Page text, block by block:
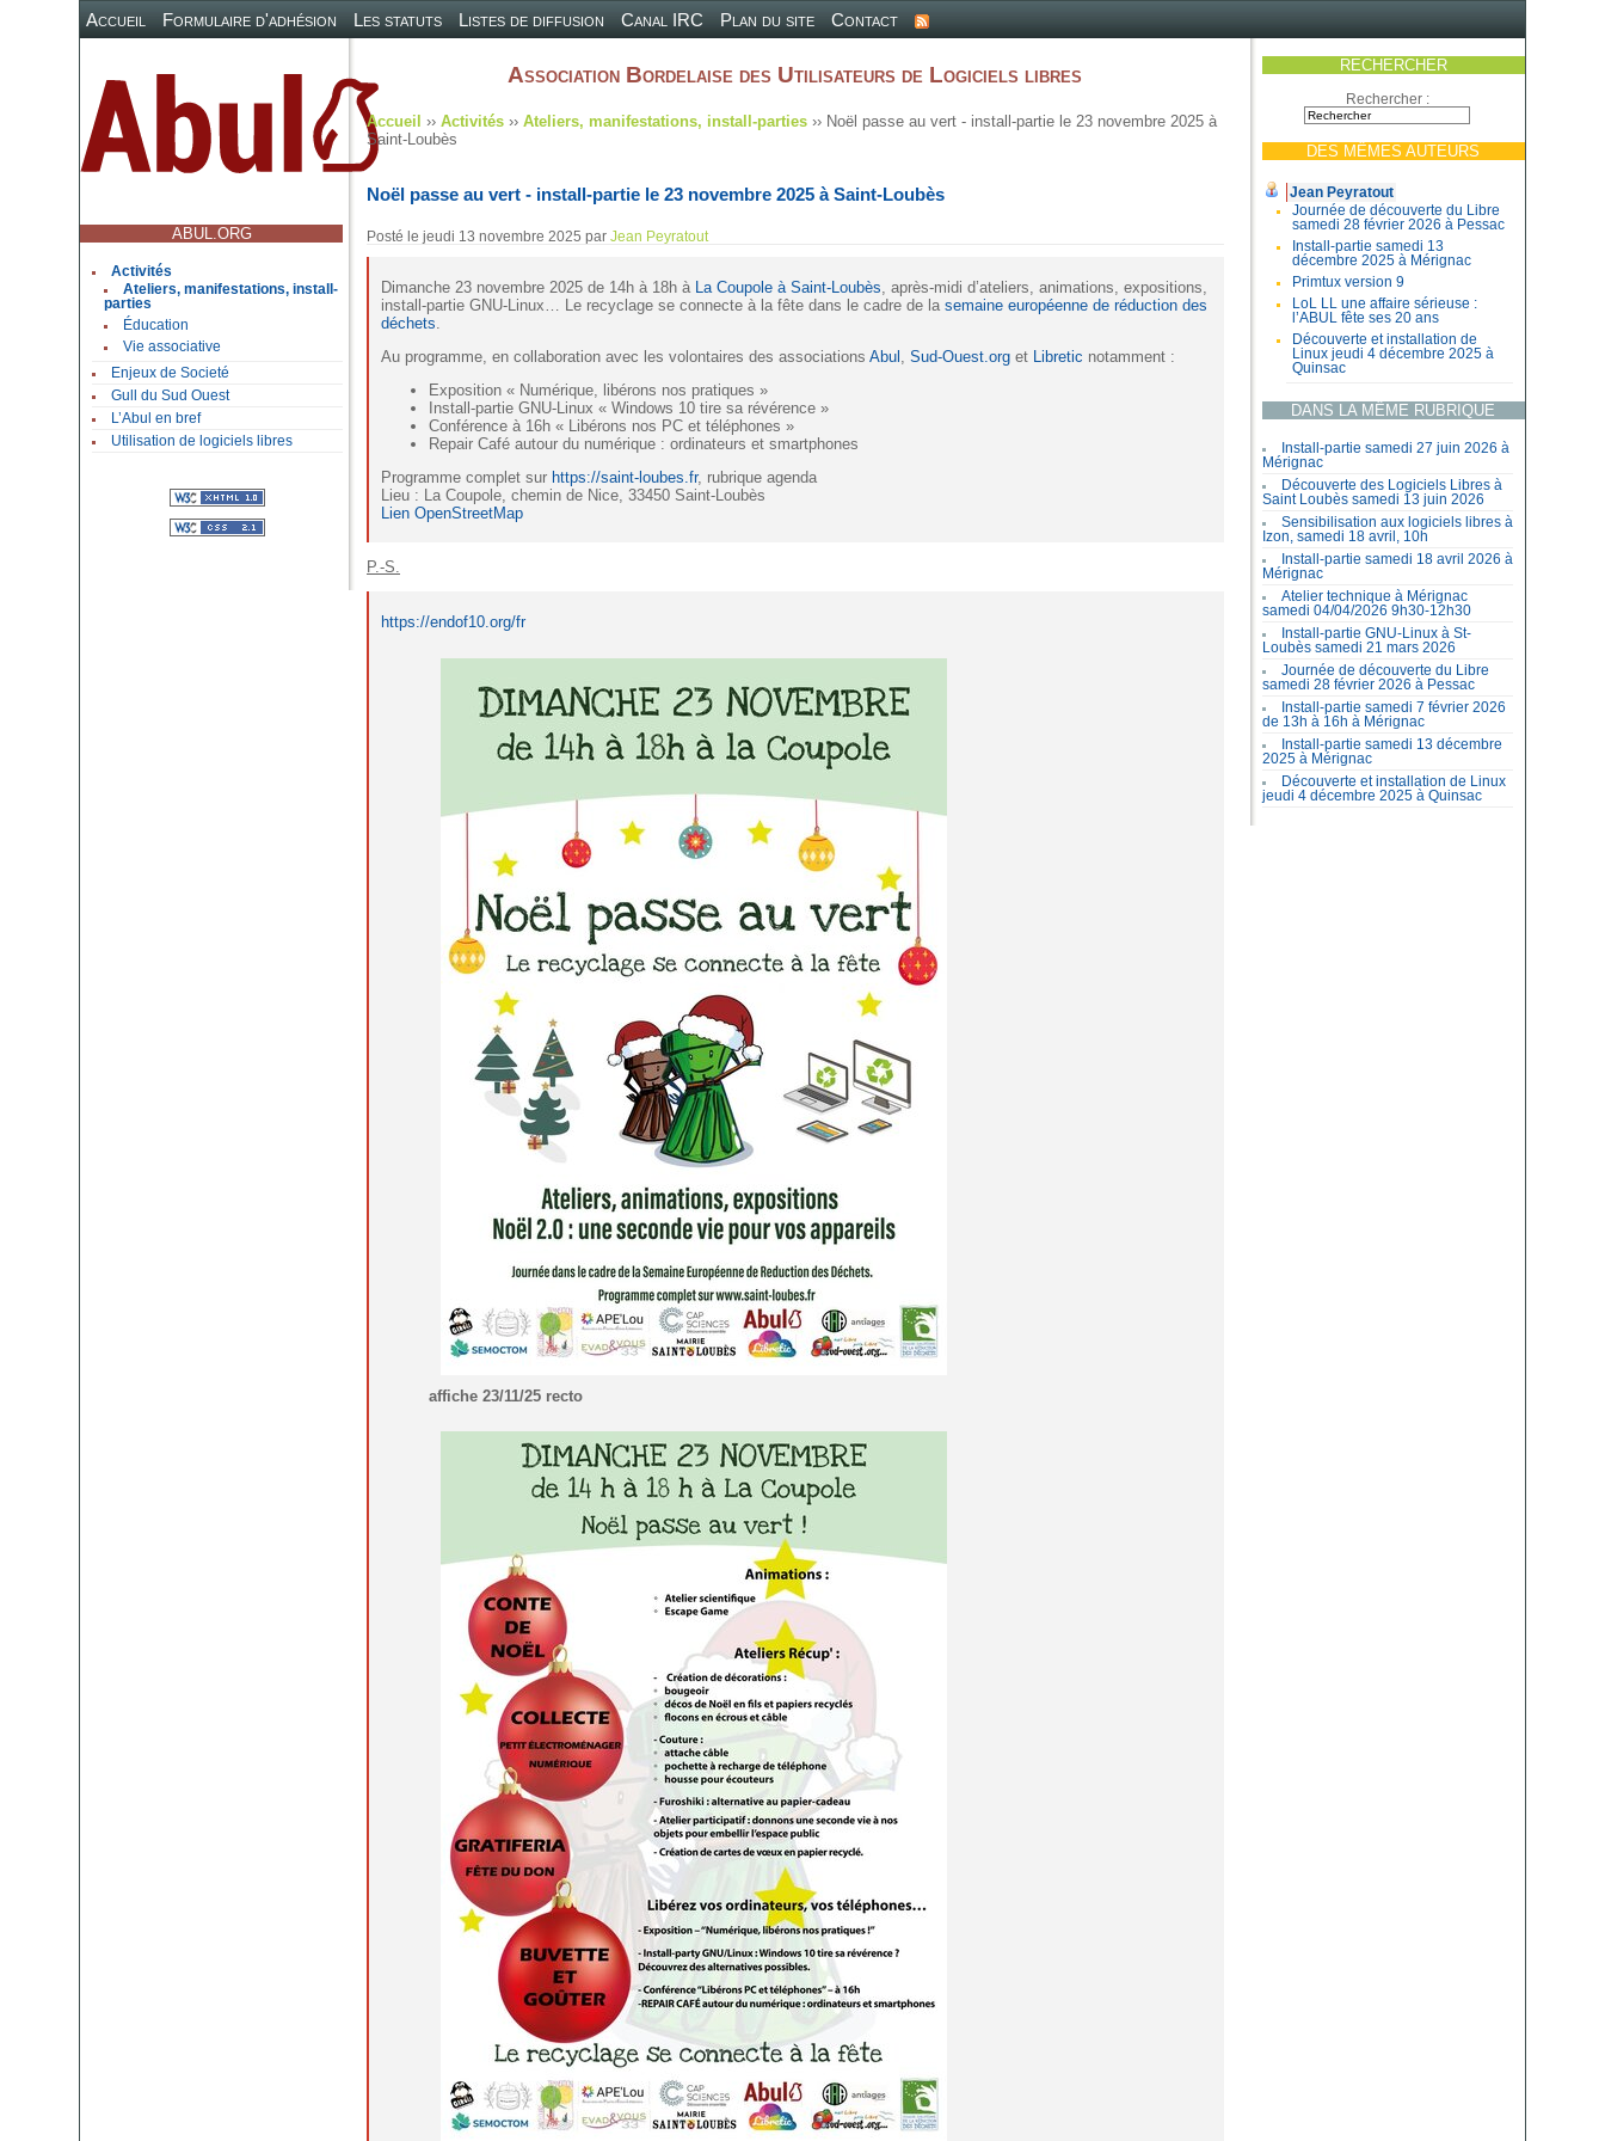
Accueil Formulaire d'adhésion Les statuts Listes de diffusion Canal IRC Plan du site Contact
ABUL.ORG
Activités
Ateliers, manifestations, install-
parties
Éducation
Vie associative
Enjeux de Societé
Gull du Sud Ouest
L’Abul en bref
Utilisation de logiciels libres
RECHERCHER
Rechercher :
DES MÊMES AUTEURS
Jean Peyratout
Journée de découverte du Libre
samedi 28 février 2026 à Pessac
Install-partie samedi 13
décembre 2025 à Mérignac
Primtux version 9
LoL LL une affaire sérieuse :
l’ABUL fête ses 20 ans
Découverte et installation de
Linux jeudi 4 décembre 2025 à
Quinsac
DANS LA MÊME RUBRIQUE
Install-partie samedi 27 juin 2026 à
Mérignac
Découverte des Logiciels Libres à
Saint Loubès samedi 13 juin 2026
Sensibilisation aux logiciels libres à
Izon, samedi 18 avril, 10h
Install-partie samedi 18 avril 2026 à
Mérignac
Atelier technique à Mérignac
samedi 04/04/2026 9h30-12h30
Install-partie GNU-Linux à St-
Loubès samedi 21 mars 2026
Journée de découverte du Libre
samedi 28 février 2026 à Pessac
Install-partie samedi 7 février 2026
de 13h à 16h à Mérignac
Install-partie samedi 13 décembre
2025 à Mérignac
Découverte et installation de Linux
jeudi 4 décembre 2025 à Quinsac
Association Bordelaise des Utilisateurs de Logiciels libres
Accueil ››Activités ››Ateliers, manifestations, install-parties ›› Noël passe au vert - install-partie le 23 novembre 2025 à
Saint-Loubès
Noël passe au vert - install-partie le 23 novembre 2025 à Saint-Loubès
Posté lejeudi 13 novembre 2025 parJean Peyratout
Dimanche 23 novembre 2025 de 14h à 18h à La Coupole à Saint-Loubès, après-midi d’ateliers, animations, expositions,
install-partie GNU-Linux… Le recyclage se connecte à la fête dans le cadre de lasemaine européenne de réduction des
déchets.
Au programme, en collaboration avec les volontaires des associationsAbul ,Sud-Ouest.org et Libretic notamment :
Exposition « Numérique, libérons nos pratiques »
Install-partie GNU-Linux « Windows 10 tire sa révérence »
Conférence à 16h « Libérons nos PC et téléphones »
Repair Café autour du numérique : ordinateurs et smartphones
Programme complet sur https://saint-loubes.fr, rubrique agenda
Lieu : La Coupole, chemin de Nice, 33450 Saint-Loubès
Lien OpenStreetMap
P.-S.
https://endof10.org/fr
affiche 23/11/25 recto